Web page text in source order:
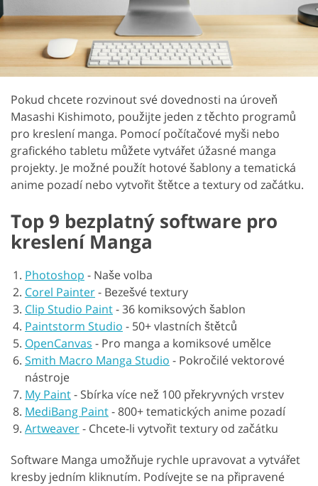
Pokud chcete rozvinout své dovednosti na úroveň
Masashi Kishimoto, použijte jeden z těchto programů
pro kreslení manga. Pomocí počítačové myši nebo
grafického tabletu můžete vytvářet úžasné manga
projekty. Je možné použít hotové šablony a tematická
anime pozadí nebo vytvořit štětce a textury od začátku.
Top 9 bezplatný software pro
kreslení Manga
Photoshop - Naše volba
Corel Painter- Bezešvé textury
Clip Studio Paint-36 komiksových šablon
Paintstorm Studio - 50+ vlastních štětců
OpenCanvas - Pro manga a komiksové umělce
Smith Macro Manga Studio - Pokročilé vektorové
nástroje
My Paint- Sbírka více než 100 překryvných vrstev
MediBang Paint- 800+ tematických anime pozadí
Artweaver- Chcete-li vytvořit textury od začátku
Software Manga umožňuje rychle upravovat a vytvářet
kresby jedním kliknutím. Podívejte se na připravené